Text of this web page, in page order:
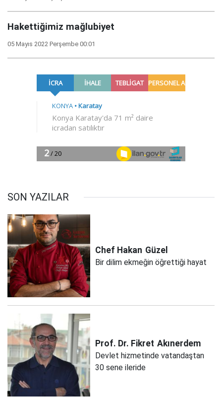
Hakettiğimiz mağlubiyet
05 Mayıs 2022 Perşembe 00:01
SON YAZILAR
Chef Hakan Güzel
Bir dilim ekmeğin öğrettiği hayat
Prof. Dr. Fikret Akınerdem
Devlet hizmetinde vatandaştan
30 sene ileride